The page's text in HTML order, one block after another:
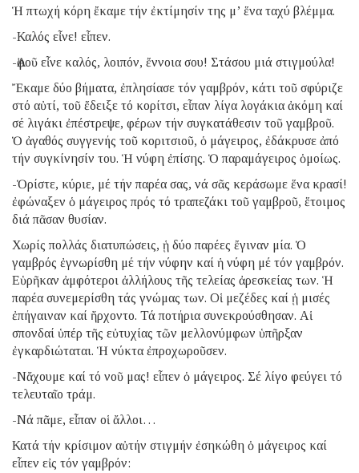
Ἡ πτωχή κόρη ἔκαμε τήν ἐκτίμησίν της μ’ ἕνα ταχύ βλέμμα.
-Καλός εἶνε! εἶπεν.
-Ἀφοῦ εἶνε καλός, λοιπόν, ἔννοια σου! Στάσου μιά στιγμούλα!
Ἔκαμε δύο βήματα, ἐπλησίασε τόν γαμβρόν, κάτι τοῦ σφύριζε
στό αὐτί, τοῦ ἔδειξε τό κορίτσι, εἶπαν λίγα λογάκια ἀκόμη καί
σέ λιγάκι ἐπέστρεψε, φέρων τήν συγκατάθεσιν τοῦ γαμβροῦ.
Ὁ ἀγαθός συγγενής τοῦ κοριτσιοῦ, ὁ μάγειρος, ἐδάκρυσε ἀπό
τήν συγκίνησίν του. Ἡ νύφη ἐπίσης. Ὁ παραμάγειρος ὁμοίως.
-Ὁρίστε, κύριε, μέ τήν παρέα σας, νά σᾶς κεράσωμε ἕνα κρασί!
ἐφώναξεν ὁ μάγειρος πρός τό τραπεζάκι τοῦ γαμβροῦ, ἕτοιμος
διά πᾶσαν θυσίαν.
Χωρίς πολλάς διατυπώσεις, ᾑ δύο παρέες ἔγιναν μία. Ὁ
γαμβρός ἐγνωρίσθη μέ τήν νύφην καί ἡ νύφη μέ τόν γαμβρόν.
Εὑρῆκαν ἀμφότεροι ἀλλήλους τῆς τελείας ἀρεσκείας των. Ἡ
παρέα συνεμερίσθη τάς γνώμας των. Οἱ μεζέδες καί ᾑ μισές
ἐπήγαιναν καί ἤρχοντο. Τά ποτήρια συνεκρούσθησαν. Αἱ
σπονδαί ὑπέρ τῆς εὐτυχίας τῶν μελλονύμφων ὑπῆρξαν
ἐγκαρδιώταται. Ἡ νύκτα ἐπροχωροῦσεν.
-Νἄχουμε καί τό νοῦ μας! εἶπεν ὁ μάγειρος. Σέ λίγο φεύγει τό
τελευταῖο τράμ.
-Νά πᾶμε, εἶπαν οἱ ἄλλοι…
Κατά τήν κρίσιμον αὐτήν στιγμήν ἐσηκώθη ὁ μάγειρος καί
εἶπεν εἰς τόν γαμβρόν: